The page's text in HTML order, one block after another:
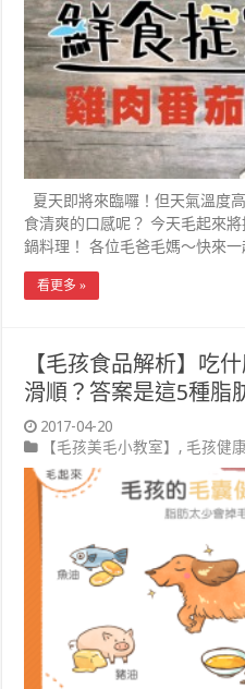
夏天即將來臨囉！但天氣溫度
食清爽的口感呢？ 今天毛起來
鍋料理！ 各位毛爸毛媽～快來
看更多 »
【毛孩食品解析】吃
滑順？答案是這5種脂
2017-04-20
【毛孩美毛小教室】 , 毛孩健